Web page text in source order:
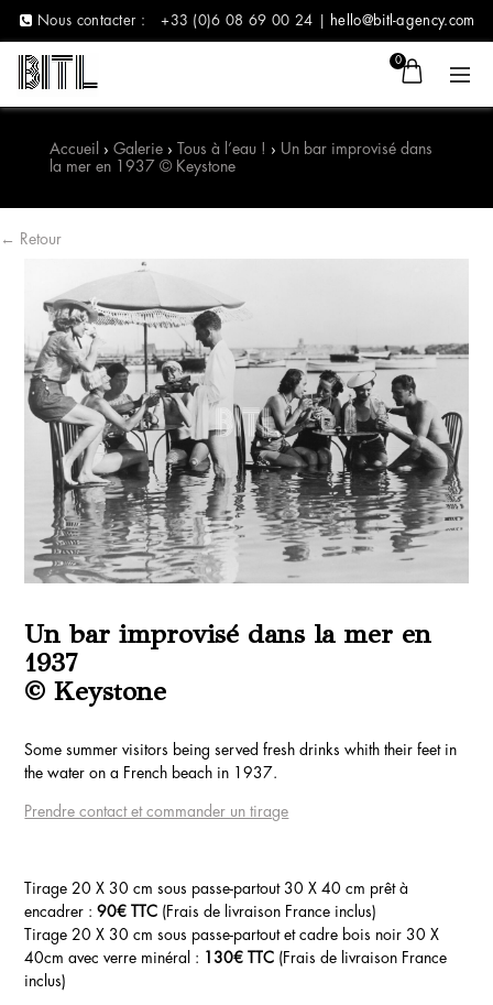
Nous contacter : +33 (0)6 08 69 00 24 | hello@bitl-agency.com
0
Accueil › Galerie› Tous à l’eau ! › Un bar improvisé dans
la mer en 1937 © Keystone
← Retour
Un bar improvisé dans la mer en
1937
© Keystone
Some summer visitors being served fresh drinks whith their feet in
the water on a French beach in 1937.
Prendre contact et commander un tirage
Tirage 20 X 30 cm sous passe-partout 30 X 40 cm prêt à
encadrer :90€ TTC (Frais de livraison France inclus)
Tirage 20 X 30 cm sous passe-partout et cadre bois noir 30 X
40cm avec verre minéral :
130€ TTC (Frais de livraison France
inclus)